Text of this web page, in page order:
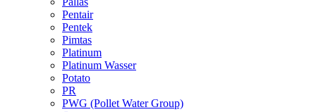
Pentair
Pentek
Pimtas
Platinum
Platinum Wasser
Potato
PR
PWG (Pollet Water Group)